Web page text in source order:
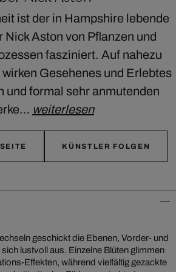
ist der in Hampshire lebende
Nick Aston von Pflanzen und
fasziniert. Auf nahezu
Gesehenes und Erlebtes
und formal sehr anmutenden
weiterlesen
KÜNSTLER FOLGEN
geschickt die Ebenen, Vorder- und
lustvoll aus. Einzelne Blüten glimmen
Effekten, während vielfältig gezackte